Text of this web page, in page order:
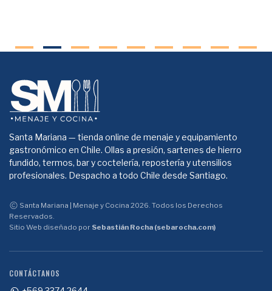
Santa Mariana — tienda online de menaje y equipamiento
gastronómico en Chile. Ollas a presión, sartenes de hierro
fundido, termos, bar y coctelería, repostería y utensilios
profesionales. Despacho a todo Chile desde Santiago.
Santa Mariana | Menaje y Cocina 2026. Todos los Derechos
Reservados.
Sitio Web diseñado por Sebastián Rocha (sebarocha.com)
CONTÁCTANOS